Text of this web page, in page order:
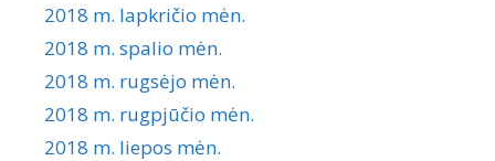
2018 m. lapkričio mėn.
2018 m. spalio mėn.
2018 m. rugsėjo mėn.
2018 m. rugpjūčio mėn.
2018 m. liepos mėn.